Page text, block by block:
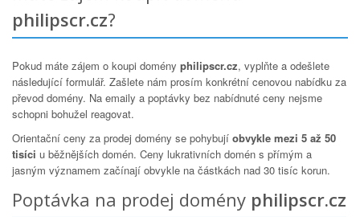
philipscr.cz?
Pokud máte zájem o koupi domény philipscr.cz, vyplňte a odešlete
následující formulář. Zašlete nám prosím konkrétní cenovou nabídku za
převod domény. Na emaily a poptávky bez nabídnuté ceny nejsme
schopni bohužel reagovat.
Orientační ceny za prodej domény se pohybují obvykle mezi 5 až 50
tisíci u běžnějších domén. Ceny lukrativních domén s přímým a
jasným významem začínají obvykle na částkách nad 30 tisíc korun.
Poptávka na prodej domény philipscr.cz